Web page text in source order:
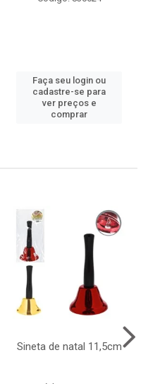
Faça seu login ou
cadastre-se para
ver preços e
comprar
Sineta de natal 11,5cm